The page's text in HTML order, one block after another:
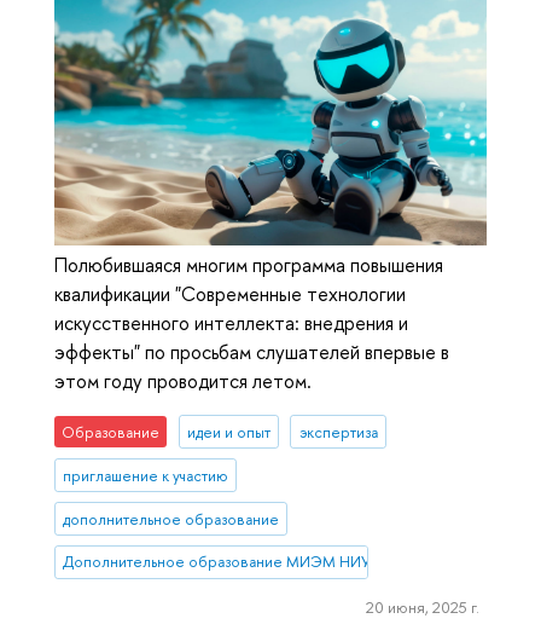
Полюбившаяся многим программа повышения
квалификации "Современные технологии
искусственного интеллекта: внедрения и
эффекты" по просьбам слушателей впервые в
этом году проводится летом.
Образование идеи и опыт экспертиза
приглашение к участию
дополнительное образование
Дополнительное образование МИЭМ НИУ ВШЭ
20 июня, 2025 г.